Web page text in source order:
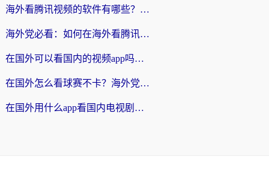
海外看腾讯视频的软件有哪些？2026实测有效，留学生都在用的回国加速器指南
海外党必看：如何在海外看腾讯体育？解决赛事直播地区限制的终极指南
在国外可以看国内的视频app吗知乎？海外党亲测有效的追剧加速方案
在国外怎么看球赛不卡？海外党专属体育直播自由指南
在国外用什么app看国内电视剧？3步解决版权限制+卡顿难题